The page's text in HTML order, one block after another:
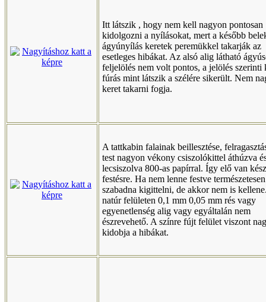
Itt látszik , hogy nem kell nagyon pontosan
kidolgozni a nyílásokat, mert a később
ágyúnyílás keretek peremükkel takarják az
esetleges hibákat. Az alsó alig látható
feljelölés nem volt pontos, a jelölés szerinti
fúrás mint látszik a szélére sikerült. Nem
keret takarni fogja.
A tattkabin falainak beillesztése,
test nagyon vékony csiszolókittel áthúzva
lecsiszolva 800-as papírral. Így elő van
festésre. Ha nem lenne festve
szabadna kigittelni, de akkor nem is
natúr felületen 0,1 mm 0,05 mm rés vagy
egyenetlenség alig vagy egyáltalán nem
észrevehető. A színre fújt felület viszont
kidobja a hibákat.